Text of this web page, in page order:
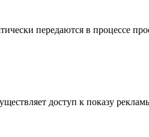
передаются в процессе
доступ к показу